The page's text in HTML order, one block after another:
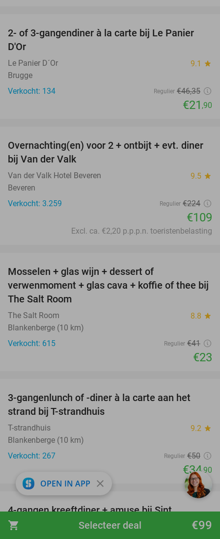
shopping_cart €99
Selecteer deal
53%
2- of 3-gangendiner à la carte bij Le Panier
D'Or
Le Panier D´Or 9.1 star
Brugge
Verkocht: 134
Regulier €46,35
€21 ,90
51%
Overnachting(en) voor 2 + ontbijt + evt. diner
bij Van der Valk
Van der Valk Hotel Beveren 9.5 star
Beveren
Verkocht: 3.259
Regulier €224
€109
Excl. ca. €2,20 p.p.p.n. toeristenbelasting
Mosselen + glas wijn + dessert of
verwenmoment + glas cava + koffie of thee bij
The Salt Room
The Salt Room 8.8 star
Blankenberge (10 km)
Verkocht: 615
Regulier €41
€23
30%
3-gangenlunch of -diner à la carte aan het
strand bij T-strandhuis
T-strandhuis 9.2 star
Blankenberge (10 km)
Verkocht: 267
Regulier €50
€34,90
55%
favorite_border
4-gangen kreeftdiner + amuse bij Sint
Pietershoeve
OPEN IN APP close